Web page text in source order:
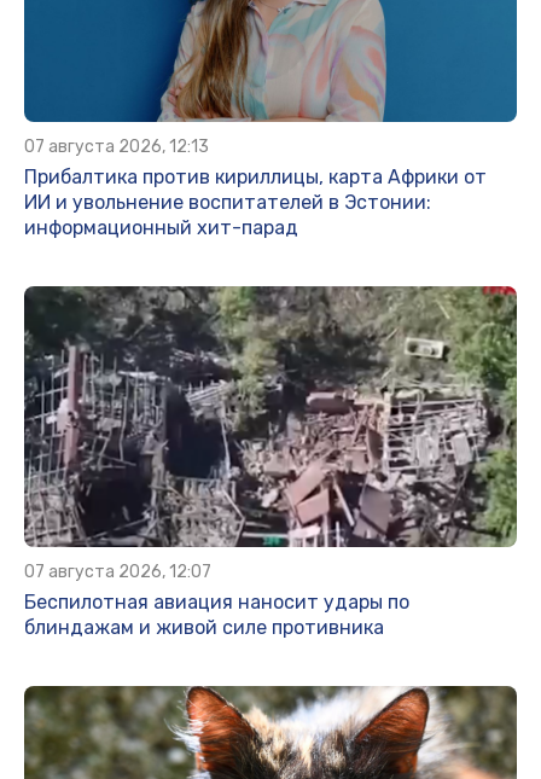
07 августа 2026, 12:13
Прибалтика против кириллицы, карта Африки от
ИИ и увольнение воспитателей в Эстонии:
информационный хит-парад
07 августа 2026, 12:07
Беспилотная авиация наносит удары по
блиндажам и живой силе противника